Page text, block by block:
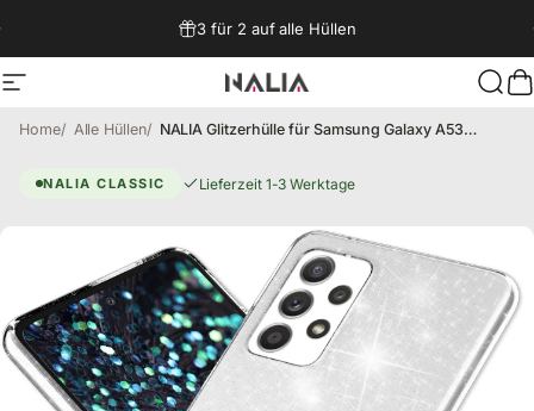
3 für 2 auf alle Hüllen
Seitennavigation NALIA Berlin
Home Alle Hüllen NALIA Glitzerhülle für Samsung Galaxy A53 – Funkelndes Silikon Case – DAZZLIN (Transparent & Stoßfest) – Marke aus Berlin
NALIA CLASSIC Lieferzeit 1-3 Werktage